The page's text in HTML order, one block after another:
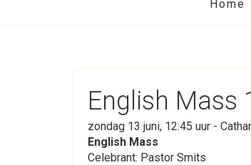
Home
English Mass
zondag 13 juni, 12:45 uur -
English Mass
Celebrant: Pastor Smits